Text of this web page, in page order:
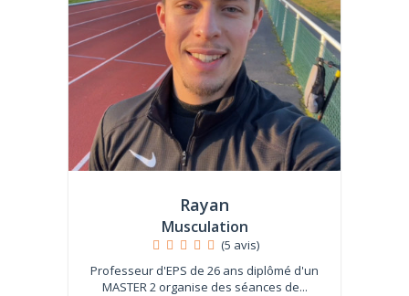
Rayan
Musculation
(5 avis)
Professeur d'EPS de 26 ans diplômé d'un
MASTER 2 organise des séances de...